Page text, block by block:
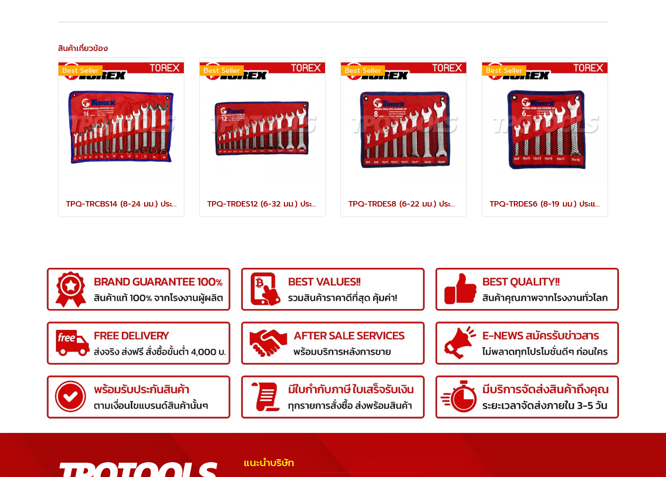
สินค้าเกี่ยวข้อง
Best Seller
TPQ-TRCBS14 (8-24 มม.) ประแจแหวนข้างปากตายชุด 14 ตัว TOREX
Best Seller
TPQ-TRDES12 (6-32 มม.) ประแจปากตายชุด 12 ตัว TOREX
Best Seller
TPQ-TRDES8 (6-22 มม.) ประแจปากตายชุด 8 ตัว TOREX
Best Seller
TPQ-TRDES6 (8-19 มม.) ประแจปากตายชุด 6 ตัว TOREX
แนะนำบริษัท